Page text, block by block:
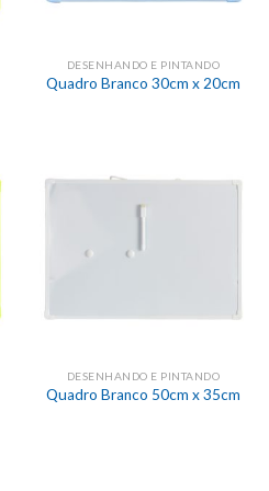
DESENHANDO E PINTANDO
Quadro Branco 30cm x 20cm
DESENHANDO E PINTANDO
Quadro Branco 50cm x 35cm